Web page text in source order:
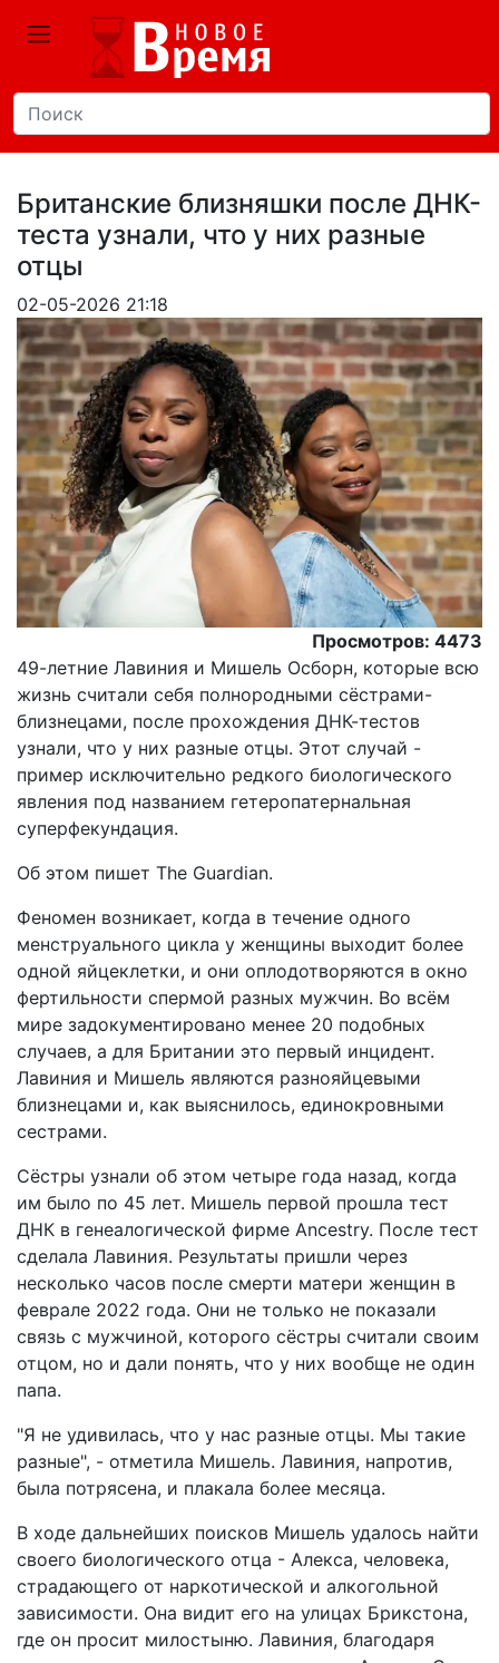
Британские близняшки после ДНК-
теста узнали, что у них разные
отцы
02-05-2026 21:18
Просмотров: 4473
49-летние Лавиния и Мишель Осборн, которые всю
жизнь считали себя полнородными сёстрами-
близнецами, после прохождения ДНК-тестов
узнали, что у них разные отцы. Этот случай -
пример исключительно редкого биологического
явления под названием гетеропатернальная
суперфекундация.
Oб этом пишет The Guardian.
Феномен возникает, когда в течение одного
менструального цикла у женщины выходит более
одной яйцеклетки, и они оплодотворяются в окно
фертильности спермой разных мужчин. Во всём
мире задокументировано менее 20 подобных
случаев, а для Британии это первый инцидент.
Лавиния и Мишель являются разнояйцевыми
близнецами и, как выяснилось, единокровными
сестрами.
Сёстры узнали об этом четыре года назад, когда
им было по 45 лет. Мишель первой прошла тест
ДНК в генеалогической фирме Ancestry. После тест
сделала Лавиния. Результаты пришли через
несколько часов после смерти матери женщин в
феврале 2022 года. Они не только не показали
связь с мужчиной, которого сёстры считали своим
отцом, но и дали понять, что у них вообще не один
папа.
"Я не удивилась, что у нас разные отцы. Мы такие
разные", - отметила Мишель. Лавиния, напротив,
была потрясена, и плакала более месяца.
В ходе дальнейших поисков Мишель удалось найти
своего биологического отца - Алекса, человека,
страдающего от наркотической и алкогольной
зависимости. Она видит его на улицах Брикстона,
где он просит милостыню. Лавиния, благодаря